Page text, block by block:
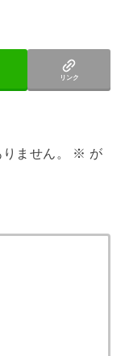
リンク
ません。 ※ が